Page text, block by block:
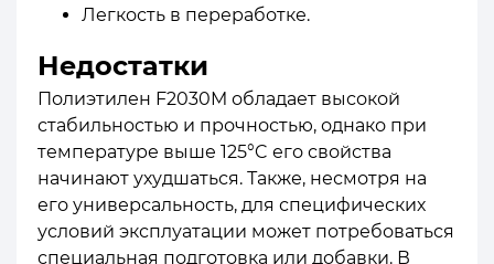
Легкость в переработке.
Недостатки
Полиэтилен F2030M обладает высокой
стабильностью и прочностью, однако при
температуре выше 125°C его свойства
начинают ухудшаться. Также, несмотря на
его универсальность, для специфических
условий эксплуатации может потребоваться
специальная подготовка или добавки. В